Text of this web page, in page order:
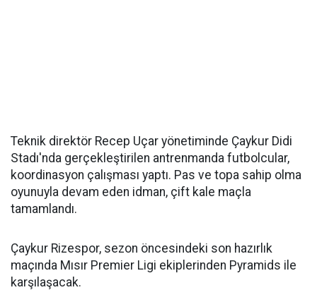
Teknik direktör Recep Uçar yönetiminde Çaykur Didi
Stadı'nda gerçekleştirilen antrenmanda futbolcular,
koordinasyon çalışması yaptı. Pas ve topa sahip olma
oyunuyla devam eden idman, çift kale maçla
tamamlandı.
Çaykur Rizespor, sezon öncesindeki son hazırlık
maçında Mısır Premier Ligi ekiplerinden Pyramids ile
karşılaşacak.